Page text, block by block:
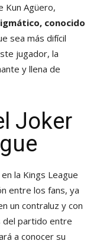
Kun Agüero,
conocido
sea más difícil
jugador, la
y llena de
Joker
la Kings League
entre los fans, ya
un contraluz y con
del partido entre
a conocer su